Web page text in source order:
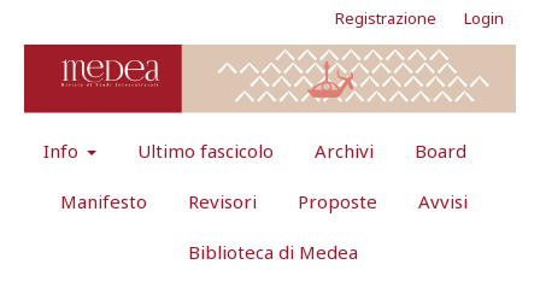
Info Ultimo fascicolo Archivi Board
Manifesto Revisori Proposte Avvisi
Biblioteca di Medea
Registrazione Login